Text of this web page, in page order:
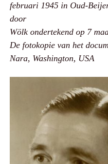
februari 1945 in Oud-
door
Wölk ondertekend op 7
De fotokopie van het
Nara, Washington, USA